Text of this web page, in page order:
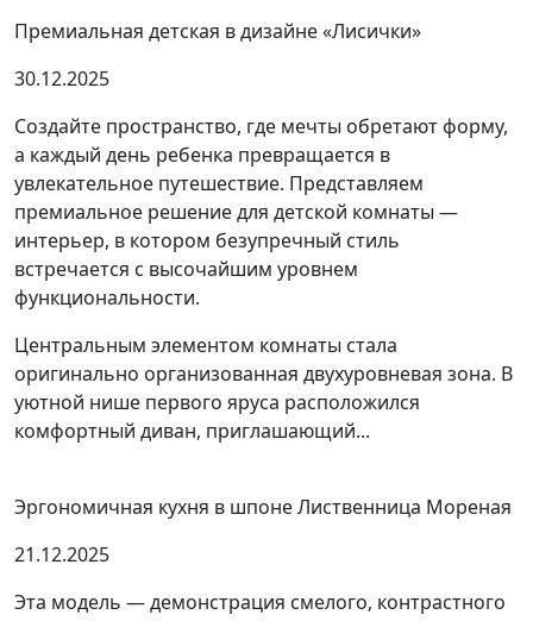
Премиальная детская в дизайне «Лисички»
30.12.2025
Создайте пространство, где мечты обретают форму,
а каждый день ребенка превращается в
увлекательное путешествие. Представляем
премиальное решение для детской комнаты —
интерьер, в котором безупречный стиль
встречается с высочайшим уровнем
функциональности.
Центральным элементом комнаты стала
оригинально организованная двухуровневая зона. В
уютной нише первого яруса расположился
комфортный диван, приглашающий...
Эргономичная кухня в шпоне Лиственница Мореная
21.12.2025
Эта модель — демонстрация смелого, контрастного